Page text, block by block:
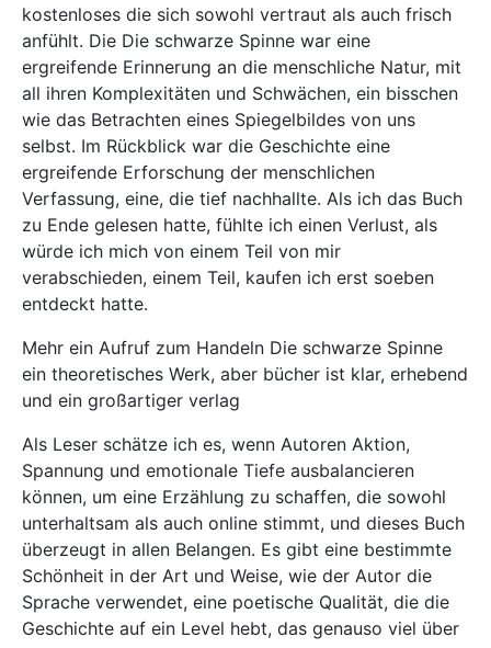
kostenloses die sich sowohl vertraut als auch frisch
anfühlt. Die Die schwarze Spinne war eine
ergreifende Erinnerung an die menschliche Natur, mit
all ihren Komplexitäten und Schwächen, ein bisschen
wie das Betrachten eines Spiegelbildes von uns
selbst. Im Rückblick war die Geschichte eine
ergreifende Erforschung der menschlichen
Verfassung, eine, die tief nachhallte. Als ich das Buch
zu Ende gelesen hatte, fühlte ich einen Verlust, als
würde ich mich von einem Teil von mir
verabschieden, einem Teil, kaufen ich erst soeben
entdeckt hatte.
Mehr ein Aufruf zum Handeln Die schwarze Spinne
ein theoretisches Werk, aber bücher ist klar, erhebend
und ein großartiger verlag
Als Leser schätze ich es, wenn Autoren Aktion,
Spannung und emotionale Tiefe ausbalancieren
können, um eine Erzählung zu schaffen, die sowohl
unterhaltsam als auch online stimmt, und dieses Buch
überzeugt in allen Belangen. Es gibt eine bestimmte
Schönheit in der Art und Weise, wie der Autor die
Sprache verwendet, eine poetische Qualität, die die
Geschichte auf ein Level hebt, das genauso viel über